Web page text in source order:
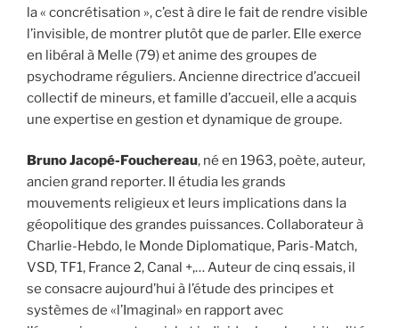
la « concrétisation », c’est à dire le fait de rendre visible
l’invisible, de montrer plutôt que de parler. Elle exerce
en libéral à Melle (79) et anime des groupes de
psychodrame réguliers. Ancienne directrice d’accueil
collectif de mineurs, et famille d’accueil, elle a acquis
une expertise en gestion et dynamique de groupe.
Bruno Jacopé-Fouchereau, né en 1963, poète, auteur,
ancien grand reporter. Il étudia les grands
mouvements religieux et leurs implications dans la
géopolitique des grandes puissances. Collaborateur à
Charlie-Hebdo, le Monde Diplomatique, Paris-Match,
VSD, TF1, France 2, Canal +,… Auteur de cinq essais, il
se consacre aujourd’hui à l’étude des principes et
systèmes de «l’Imaginal» en rapport avec